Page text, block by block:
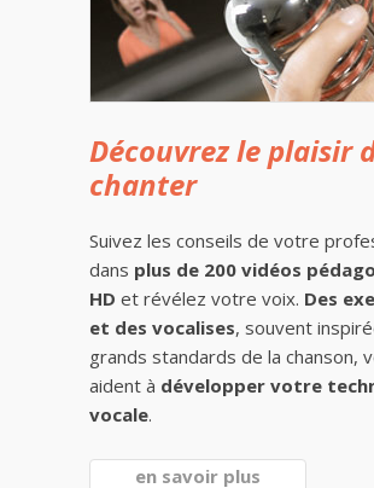
Découvrez le plaisir
chanter
Suivez les conseils de votre
dans plus de 200 vidéos
HD et révélez votre voix. Des
et des vocalises, souvent
grands standards de la chanson,
aident à développer votre
vocale.
en savoir plus